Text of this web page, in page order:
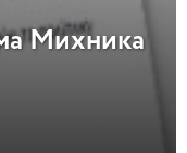
Михника